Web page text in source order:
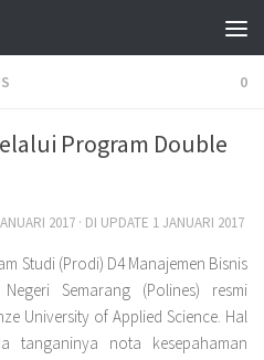
0
Program Double
2017 · DI UPDATE 1 JANUARI 2017
Studi (Prodi) D4 Manajemen Bisnis
Semarang (Polines) resmi
University of Applied Science. Hal
tanganinya nota kesepahaman